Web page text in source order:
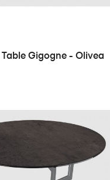
Gigogne - Olivea